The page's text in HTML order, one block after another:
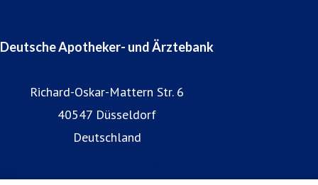
Deutsche Apotheker- und Ärztebank
Richard-Oskar-Mattern Str. 6
40547 Düsseldorf
Deutschland